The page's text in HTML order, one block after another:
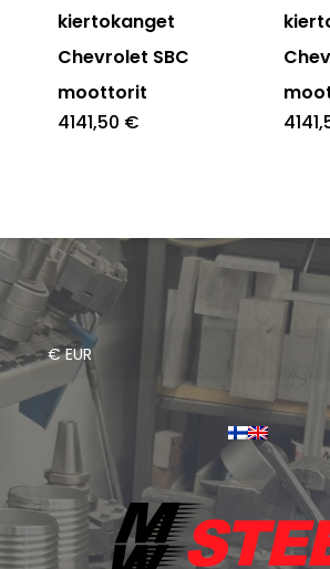
kiertokanget
Chevrolet SBC
moottorit
4141,50 €